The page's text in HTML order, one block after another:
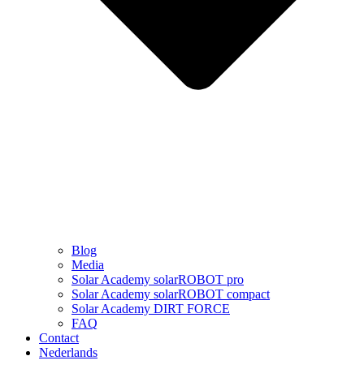
Blog
Media
Solar Academy solarROBOT pro
Solar Academy solarROBOT compact
Solar Academy DIRT FORCE
FAQ
Contact
Nederlands